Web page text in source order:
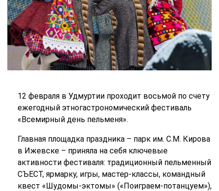
12 февраля в Удмуртии проходит восьмой по счету
ежегодный этногастрономический фестиваль
«Всемирный день пельменя».
Главная площадка праздника – парк им. С.М. Кирова
в Ижевске – приняла на себя ключевые
активности фестиваля: традиционный пельменный
СЪЕСТ, ярмарку, игры, мастер-классы, командный
квест «Шудомы-эктомы» («Поиграем-потанцуем»),